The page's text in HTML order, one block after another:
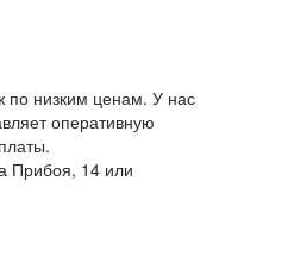
по низким ценам. У нас
оперативную
Прибоя, 14 или